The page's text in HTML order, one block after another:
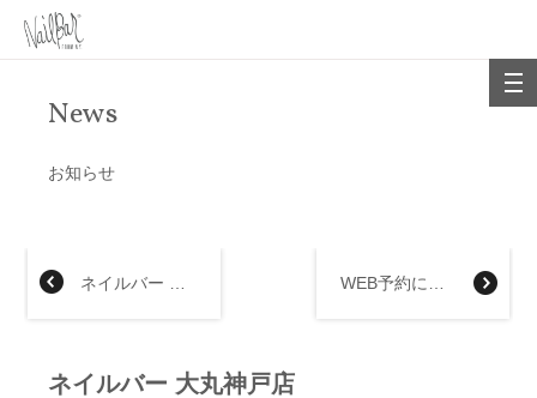
News
お知らせ
ネイルバー 大丸神戸店